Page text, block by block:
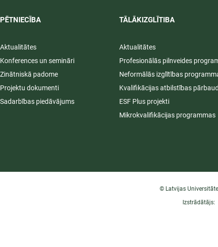
PĒTNIECĪBA
Aktualitātes
Konferences un semināri
Zinātniskā padome
Projektu dokumenti
Sadarbības piedāvājums
TĀLĀKIZGLĪTIBA
Aktualitātes
Profesionālās pilnveides
Neformālās izglītības
Kvalifikācijas atbilstības
ESF Plus projekti
Mikrokvalifikācijas programmas
© Latvijas
Izstrādātājs: